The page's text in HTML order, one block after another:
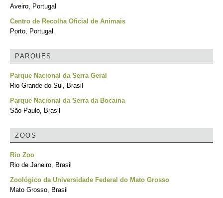
Aveiro, Portugal
Centro de Recolha Oficial de Animais
Porto, Portugal
PARQUES
Parque Nacional da Serra Geral
Rio Grande do Sul, Brasil
Parque Nacional da Serra da Bocaina
São Paulo, Brasil
ZOOS
Rio Zoo
Rio de Janeiro, Brasil
Zoológico da Universidade Federal do Mato Grosso
Mato Grosso, Brasil